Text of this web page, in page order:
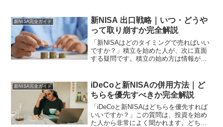
投資枠は何に使うのか。つみたて投資枠
と何が違うのか。...
新NISA完全ガイド
新NISA 出口戦略｜いつ・どうや
って取り崩すか完全解説
「新NISAはどのタイミングで売ればいい
ですか？」積立を始めた人が、次に直面
する疑問です。積立の始め方は情報が多
的に少ない。積み立てることと、取り崩
すことは別のスキルで...
新NISA完全ガイド
iDeCoと新NISAの併用方法｜ど
ちらを優先すべきか完全解説
「iDeCoと新NISAはどちらを優先すれば
いいですか？」この質問は、投資を始め
た人から非常によく聞かれます。どちら